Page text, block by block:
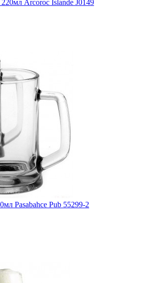
Arcoroc Islande J0149
Pasabahce Pub 55299-2